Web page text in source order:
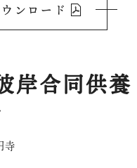
ンロード
岸合同供養
寺